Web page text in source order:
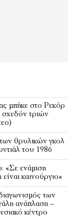
μπήκε στο Ρεκόρ
σχεδόν τριών
θρυλικών γκολ
του 1986
«Σε ενάμιση
καινούργιο»
των
ανάπλαση –
κέντρο